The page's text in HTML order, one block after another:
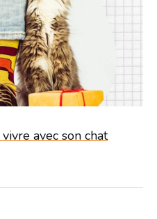
avec son chat